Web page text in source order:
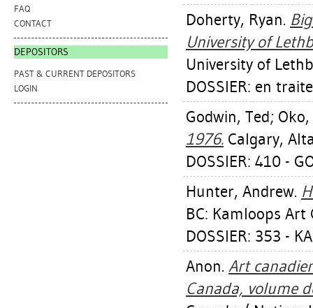
FAQ
CONTACT
DEPOSITORS
PAST & CURRENT DEPOSITORS
LOGIN
Doherty, Ryan.
University of
University of
DOSSIER: en
Godwin, Ted;
1976. Calgary,
DOSSIER: 410 -
Hunter, Andrew.
BC: Kamloops Art
DOSSIER: 353 -
Anon. Art
Canada, volume